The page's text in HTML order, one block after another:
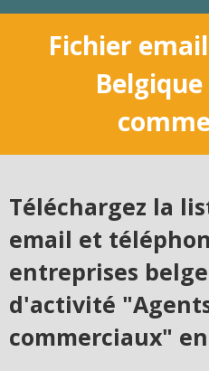
Fichier
Téléchargez la
email et
entreprises
d'activité
commerciaux"